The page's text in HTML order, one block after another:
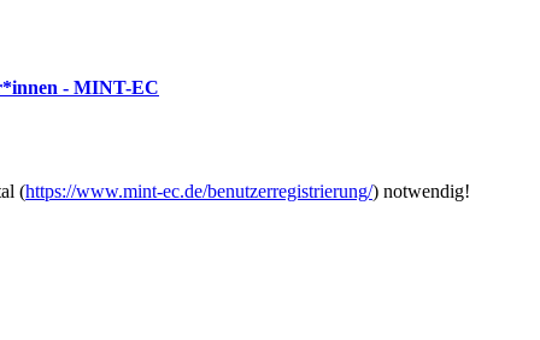
- MINT-EC
(https://www.mint-ec.de/benutzerregistrierung/) notwendig!